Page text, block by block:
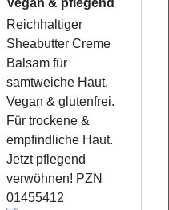
Vegan & pflegend
Reichhaltiger
Sheabutter Creme
Balsam für
samtweiche Haut.
Vegan & glutenfrei.
Für trockene &
empfindliche Haut.
Jetzt pflegend
verwöhnen! PZN
01455412